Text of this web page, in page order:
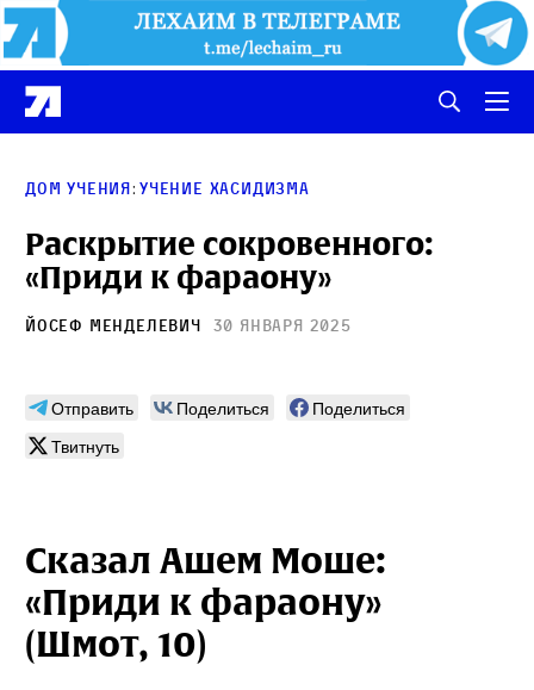
Дом учения: Учение хасидизма
Раскрытие сокровенного:
«Приди к фараону»
Йосеф Менделевич 30 января 2025
Отправить Поделиться
Поделиться
Твитнуть
Сказал Ашем Моше:
«Приди к фараону»
(Шмот, 10)